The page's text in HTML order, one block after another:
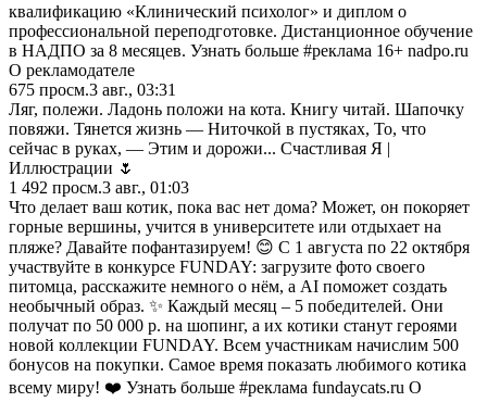
квалификацию «Клинический психолог» и диплом о
профессиональной переподготовке. Дистанционное обучение
в НАДПО за 8 месяцев. Узнать больше #реклама 16+ nadpo.ru
О рекламодателе
675 просм.3 авг., 03:31
Ляг, полежи. Ладонь положи на кота. Книгу читай. Шапочку
повяжи. Тянется жизнь — Ниточкой в пустяках, То, что
сейчас в руках, — Этим и дорожи... Счастливая Я |
Иллюстрации 🌷
1 492 просм.3 авг., 01:03
Что делает ваш котик, пока вас нет дома? Может, он покоряет
горные вершины, учится в университете или отдыхает на
пляже? Давайте пофантазируем! 😊 С 1 августа по 22 октября
участвуйте в конкурсе FUNDAY: загрузите фото своего
питомца, расскажите немного о нём, а AI поможет создать
необычный образ. ✨ Каждый месяц – 5 победителей. Они
получат по 50 000 р. на шопинг, а их котики станут героями
новой коллекции FUNDAY. Всем участникам начислим 500
бонусов на покупки. Самое время показать любимого котика
всему миру! ❤️ Узнать больше #реклама fundaycats.ru О